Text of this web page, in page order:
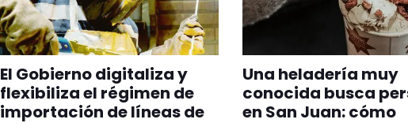
El Gobierno digitaliza y
flexibiliza el régimen de
importación de líneas de
Una heladería muy
conocida busca
en San Juan: cómo